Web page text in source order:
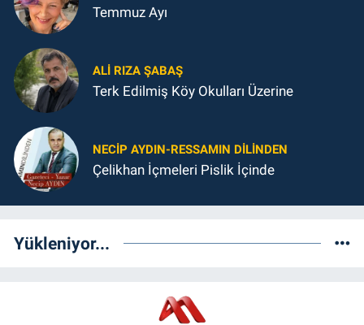
Temmuz Ayı
ALI RIZA ŞABAŞ
Terk Edilmiş Köy Okulları Üzerine
NECIP AYDIN-RESSAMIN DILINDEN
Çelikhan İçmeleri Pislik İçinde
Yükleniyor...